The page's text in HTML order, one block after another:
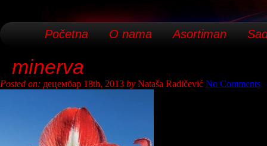
Početna O nama Asortiman
minerva
Posted on: децембар 18th, 2013 by Nataša Radičević No Comments